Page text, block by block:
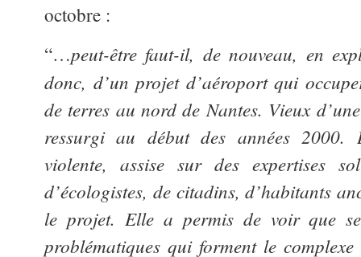
octobre :
“…peut-être faut-il, de nouveau, en
donc, d’un projet d’aéroport qui
de terres au nord de Nantes. Vieux
ressurgi au début des années 2000.
violente, assise sur des expertises
d’écologistes, de citadins, d’habitants
le projet. Elle a permis de voir que
problématiques qui forment le